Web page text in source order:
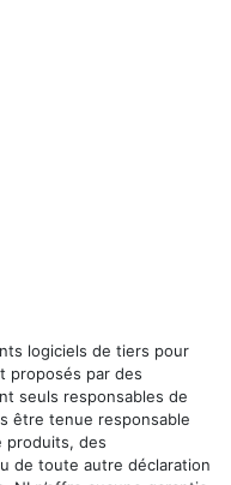
logiciels de tiers pour
proposés par des
seuls responsables de
être tenue responsable
produits, des
de toute autre déclaration